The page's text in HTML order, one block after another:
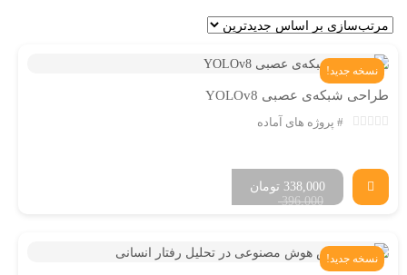
نسخه جدید!
طراحی شبکه‌ی عصبی YOLOv8
پروژه های آماده
396,000
تومان 338,000
نسخه جدید!